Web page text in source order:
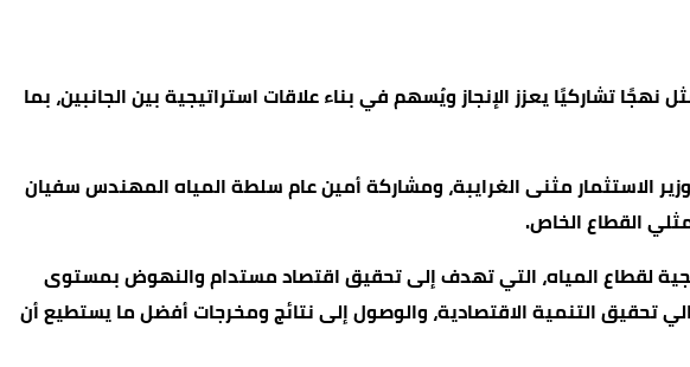
تشاركيًا يعزز الإنجاز ويُسهم في بناء علاقات استراتيجية بين الجانبين، بما
الاستثمار مثنى الغرايبة، ومشاركة أمين عام سلطة المياه المهندس سفيان
القطاع الخاص.
لقطاع المياه، التي تهدف إلى تحقيق اقتصاد مستدام والنهوض بمستوى
تحقيق التنمية الاقتصادية، والوصول إلى نتائج ومخرجات أفضل ما يستطيع أن